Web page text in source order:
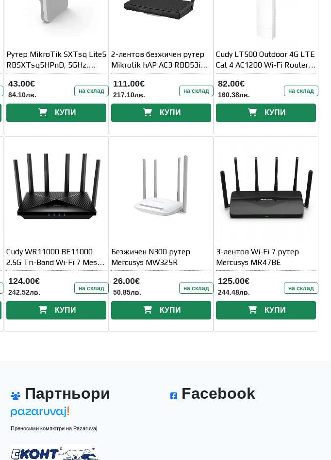
Рутер MikroTik SXTsq Lite5
RBSXTsq5HPnD, 5GHz,
10/100, POE, Бял
43.00€
84.10лв. на склад
КУПИ
2-лентов безжичен рутер
Mikrotik hAP AC3 RBD53iG-
5HacD2HnD
111.00€
217.10лв. на склад
КУПИ
Cudy LT500 Outdoor 4G LTE
Cat 4 AC1200 Wi-Fi Router,
300Mbps + 867Mbps Wi-Fi
82.00€
160.38лв. на склад
КУПИ
Cudy WR11000 BE11000
2.5G Tri-Band Wi-Fi 7 Mesh
Router 5764Mbps at 6GHz +
4320
124.00€
242.52лв. на склад
КУПИ
Безжичен N300 рутер
Mercusys MW325R
26.00€
50.85лв. на склад
КУПИ
3-лентов Wi-Fi 7 рутер
Mercusys MR47BE
125.00€
244.48лв. на склад
КУПИ
Партньори
Преносими компютри на Pazaruvaj
Facebook